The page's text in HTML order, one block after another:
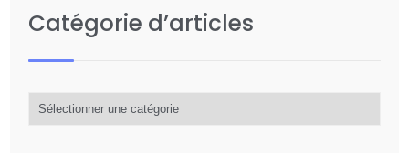
Catégorie d’articles
d’articles